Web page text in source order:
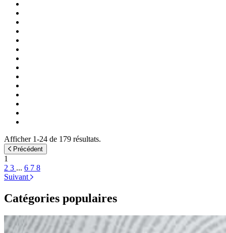
Afficher 1-24 de 179 résultats.
Précédent
1
2 3 ... 6 7 8
Suivant
Catégories populaires